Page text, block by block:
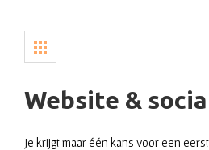
Website &
Je krijgt maar één kans voor een